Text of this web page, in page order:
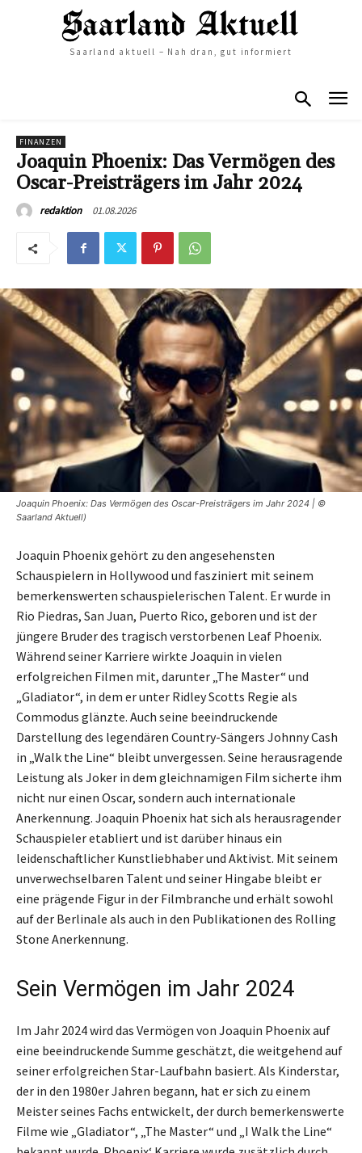
Saarland aktuell – Nah dran, gut informiert
FINANZEN
Joaquin Phoenix: Das Vermögen des
Oscar-Preisträgers im Jahr 2024
redaktion 01.08.2026
Joaquin Phoenix: Das Vermögen des Oscar-Preisträgers im Jahr 2024 | ©
Saarland Aktuell)
Joaquin Phoenix gehört zu den angesehensten
Schauspielern in Hollywood und fasziniert mit seinem
bemerkenswerten schauspielerischen Talent. Er wurde in
Rio Piedras, San Juan, Puerto Rico, geboren und ist der
jüngere Bruder des tragisch verstorbenen Leaf Phoenix.
Während seiner Karriere wirkte Joaquin in vielen
erfolgreichen Filmen mit, darunter „The Master“ und
„Gladiator“, in dem er unter Ridley Scotts Regie als
Commodus glänzte. Auch seine beeindruckende
Darstellung des legendären Country-Sängers Johnny Cash
in „Walk the Line“ bleibt unvergessen. Seine herausragende
Leistung als Joker in dem gleichnamigen Film sicherte ihm
nicht nur einen Oscar, sondern auch internationale
Anerkennung. Joaquin Phoenix hat sich als herausragender
Schauspieler etabliert und ist darüber hinaus ein
leidenschaftlicher Kunstliebhaber und Aktivist. Mit seinem
unverwechselbaren Talent und seiner Hingabe bleibt er
eine prägende Figur in der Filmbranche und erhält sowohl
auf der Berlinale als auch in den Publikationen des Rolling
Stone Anerkennung.
Sein Vermögen im Jahr 2024
Im Jahr 2024 wird das Vermögen von Joaquin Phoenix auf
eine beeindruckende Summe geschätzt, die weitgehend auf
seiner erfolgreichen Star-Laufbahn basiert. Als Kinderstar,
der in den 1980er Jahren begann, hat er sich zu einem
Meister seines Fachs entwickelt, der durch bemerkenswerte
Filme wie „Gladiator“, „The Master“ und „I Walk the Line“